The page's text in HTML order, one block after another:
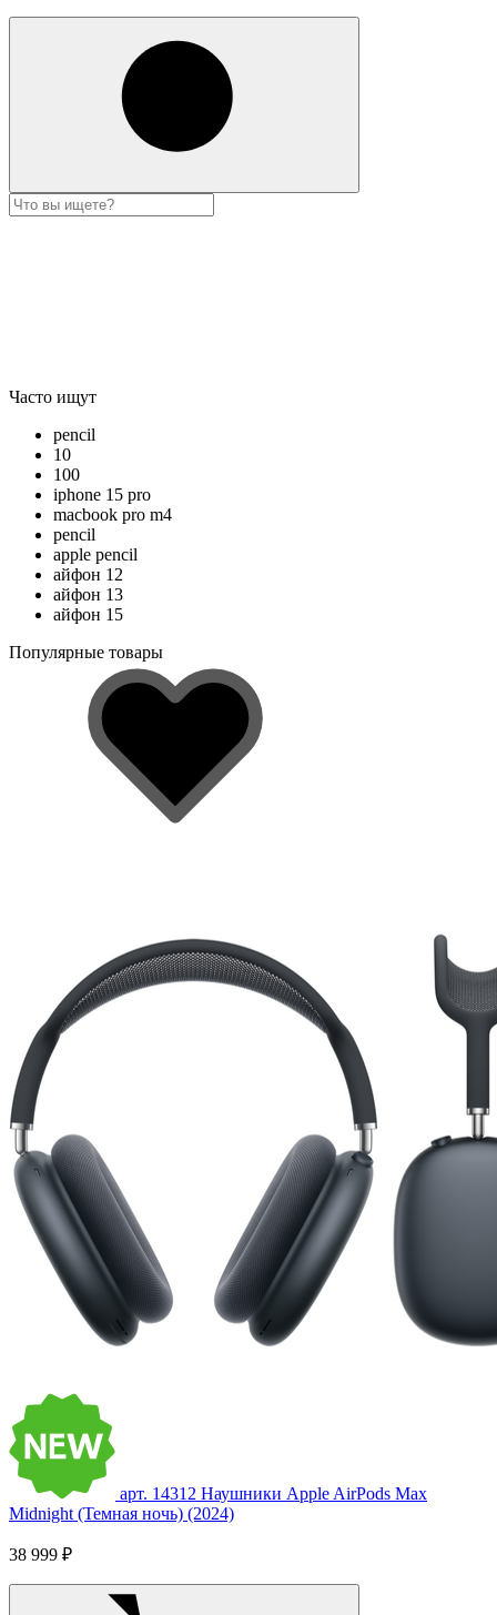
Часто ищут
pencil
10
100
iphone 15 pro
macbook pro m4
pencil
apple pencil
айфон 12
айфон 13
айфон 15
Популярные товары
арт. 14312 Наушники Apple AirPods Max
Midnight (Темная ночь) (2024)
38 999 ₽